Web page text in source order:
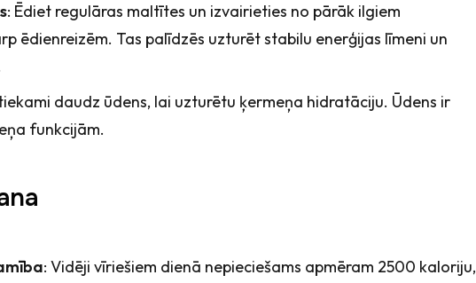
: Ēdiet regulāras maltītes un izvairieties no pārāk ilgiem
ēdienreizēm. Tas palīdzēs uzturēt stabilu enerģijas līmeni un
daudz ūdens, lai uzturētu ķermeņa hidratāciju. Ūdens ir
funkcijām.
: Vidēji vīriešiem dienā nepieciešams apmēram 2500 kaloriju,